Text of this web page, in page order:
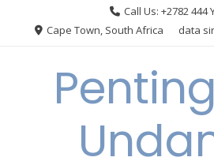
Call Us: +2782 444
Cape Town, South Africa
data